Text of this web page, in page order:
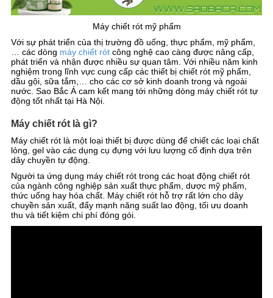
Máy chiết rót mỹ phẩm
Với sự phát triển của thị trường đồ uống, thực phẩm, mỹ phẩm,
… các dòng máy chiết rót công nghệ cao càng được nâng cấp,
phát triển và nhận được nhiều sự quan tâm. Với nhiều năm kinh
nghiệm trong lĩnh vực cung cấp các thiết bị chiết rót mỹ phẩm,
dầu gội, sữa tắm,… cho các cơ sở kinh doanh trong và ngoài
nước. Sao Bắc Á cam kết mang tới những dòng máy chiết rót tự
động tốt nhất tại Hà Nội.
Máy chiết rót là gì?
Máy chiết rót là một loại thiết bị được dùng để chiết các loại chất
lỏng, gel vào các dụng cụ đựng với lưu lượng cố định dựa trên
dây chuyền tự động.
Người ta ứng dụng máy chiết rót trong các hoạt động chiết rót
của ngành công nghiệp sản xuất thực phẩm, dược mỹ phẩm,
thức uống hay hóa chất. Máy chiết rót hỗ trợ rất lớn cho dây
chuyền sản xuất, đẩy mạnh năng suất lao động, tối ưu doanh
thu và tiết kiệm chi phí đóng gói.